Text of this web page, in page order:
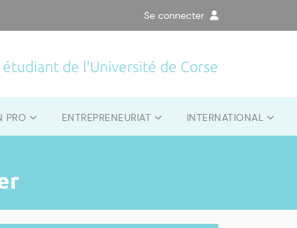
Se connecter
de l'Université de Corse
PRO ENTREPRENEURIAT INTERNATIONAL